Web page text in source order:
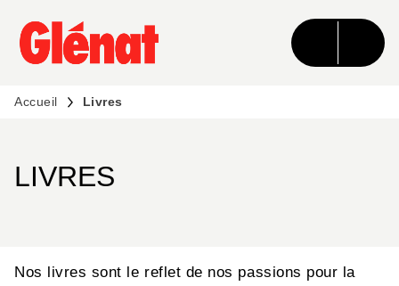
MENU RECHERCHE CONTENU
PIED DE PAGE
Accueil Livres
LIVRES
Nos livres sont le reflet de nos passions pour la